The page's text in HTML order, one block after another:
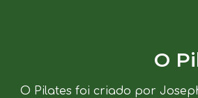
O
O Pilates foi criado por